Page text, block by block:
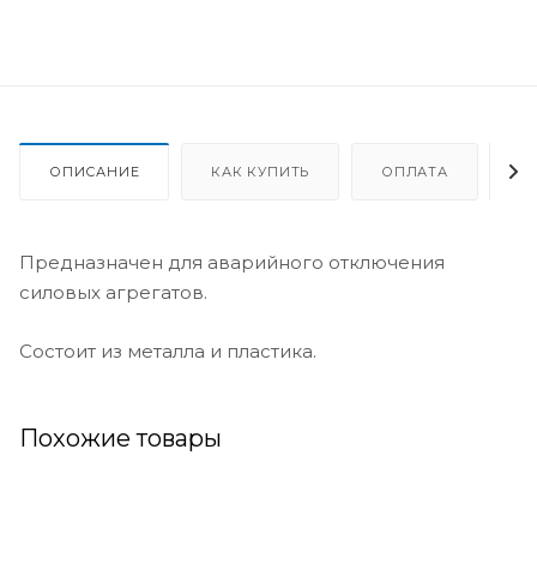
ОПИСАНИЕ КАК КУПИТЬ ОПЛАТА
Предназначен для аварийного отключения
силовых агрегатов.
Состоит из металла и пластика.
Похожие товары